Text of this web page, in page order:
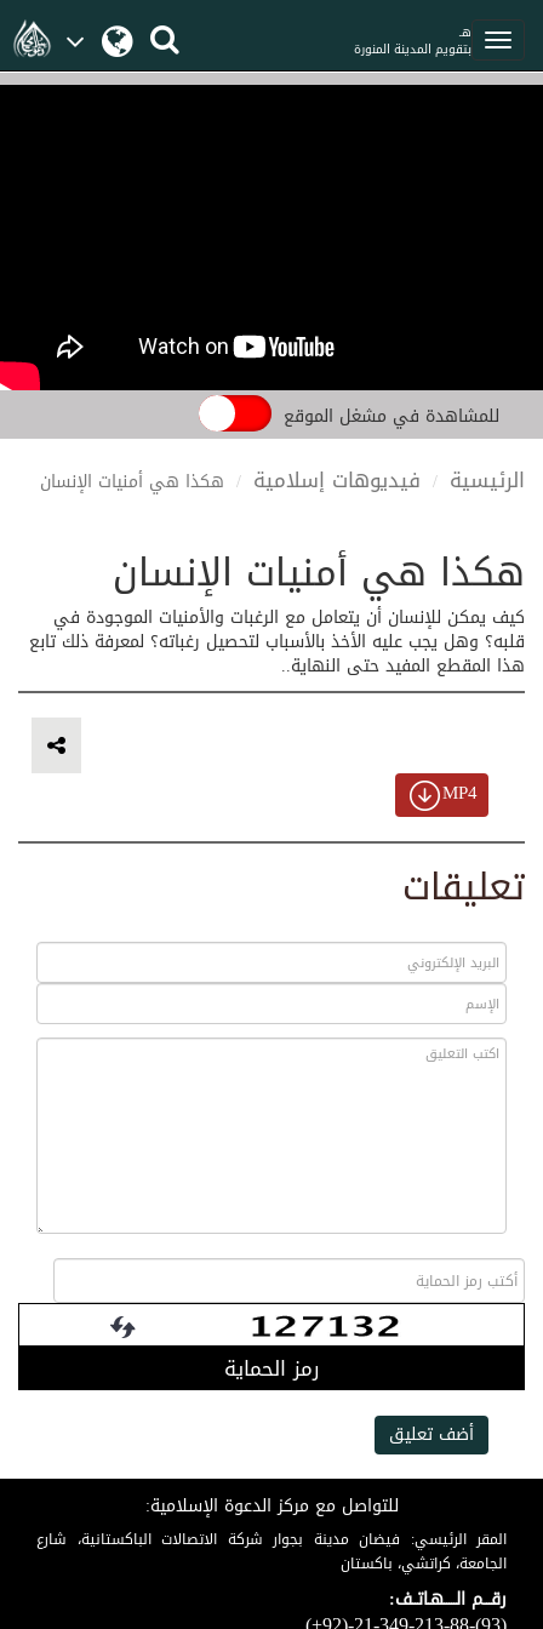
هـ
بتقويم المدينة المنورة
للمشاهدة في مشغل الموقع
الرئيسية فيديوهات إسلامية هكذا هي أمنيات الإنسان
هكذا هي أمنيات الإنسان
كيف يمكن للإنسان أن يتعامل مع الرغبات والأمنيات الموجودة في
قلبه؟ وهل يجب عليه الأخذ بالأسباب لتحصيل رغباته؟ لمعرفة ذلك تابع
هذا المقطع المفيد حتى النهاية..
MP4
تعليقات
رمز الحماية
أضف تعليق
للتواصل مع مركز الدعوة الإسلامية:
المقر الرئيسي: فيضان مدينة بجوار شركة الاتصالات الباكستانية، شارع
الجامعة، كراتشي، باكستان
رقـــم الـــــهـاتــف: